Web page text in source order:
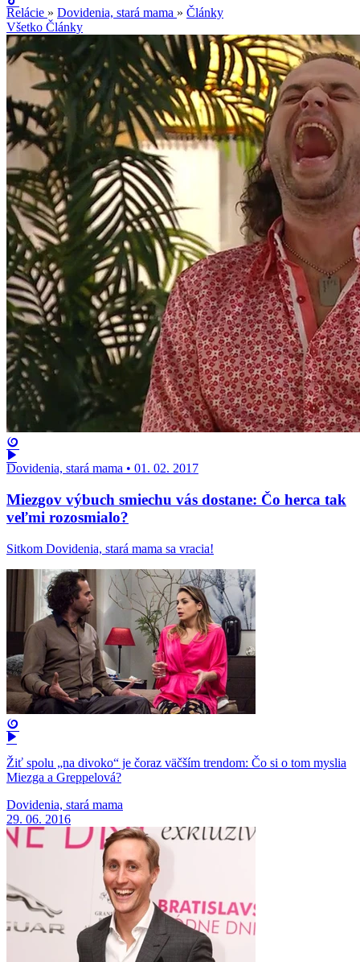
Relácie » Dovidenia, stará mama » Články
Všetko Články
Dovidenia, stará mama • 01. 02. 2017
Miezgov výbuch smiechu vás dostane: Čo herca tak
veľmi rozosmialo?
Sitkom Dovidenia, stará mama sa vracia!
Žiť spolu „na divoko“ je čoraz väčším trendom: Čo si o tom myslia
Miezga a Greppelová?
Dovidenia, stará mama
29. 06. 2016